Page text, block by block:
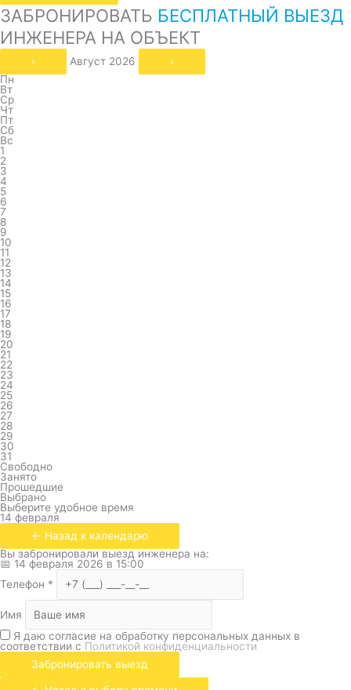
ЗАБРОНИРОВАТЬ БЕСПЛАТНЫЙ ВЫЕЗД
ИНЖЕНЕРА НА ОБЪЕКТ
‹ Август 2026
›
Пн
Вт
Ср
Чт
Пт
Сб
Вс
1
2
3
4
5
6
7
8
9
10
11
12
13
14
15
16
17
18
19
20
21
22
23
24
25
26
27
28
29
30
31
Свободно
Занято
Прошедшие
Выбрано
Выберите удобное время
14 февраля
← Назад к календарю
Вы забронировали выезд инженера на:
📅 14 февраля 2026 в 15:00
Телефон *
Имя
Я даю согласие на обработку персональных данных в
соответствии с Политикой конфиденциальности
Забронировать выезд